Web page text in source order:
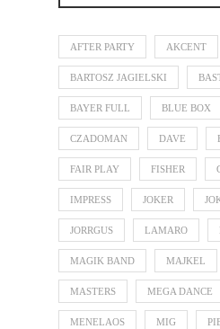
AFTER PARTY AKCENT
BARTOSZ JAGIELSKI
BAYER FULL BLUE BOX
CZADOMAN DAVE
FAIR PLAY FISHER
IMPRESS JOKER
JORRGUS LAMARO
MAGIK BAND MAJKEL
MASTERS MEGA DANCE
MENELAOS MIG